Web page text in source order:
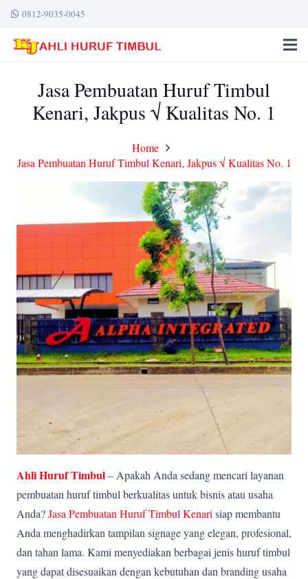
0812-9035-0045
Jasa Pembuatan Huruf Timbul
Kenari, Jakpus √ Kualitas No. 1
Home
Jasa Pembuatan Huruf Timbul Kenari, Jakpus √ Kualitas No. 1
Ahli Huruf Timbul– Apakah Anda sedang mencari layanan
pembuatan huruf timbul berkualitas untuk bisnis atau usaha
Anda?Jasa Pembuatan Huruf Timbul Kenari siap membantu
Anda menghadirkan tampilan signage yang elegan, profesional,
dan tahan lama. Kami menyediakan berbagai jenis huruf timbul
yang dapat disesuaikan dengan kebutuhan dan branding usaha